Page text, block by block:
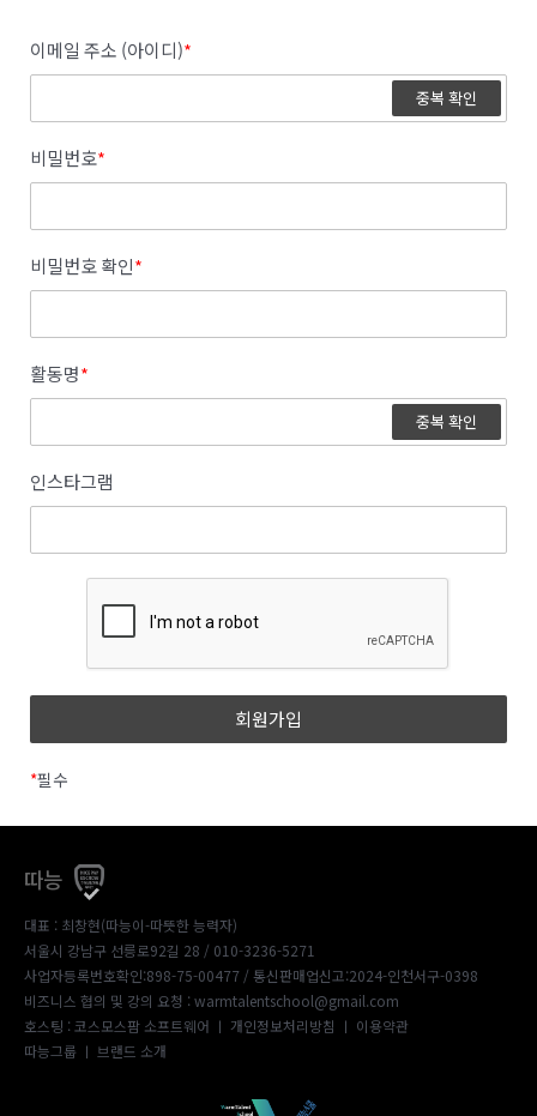
이메일 주소 (아이디)*
중복 확인
비밀번호*
비밀번호 확인*
활동명*
중복 확인
인스타그램
*필수
따능
대표 : 최창현(따능이-따뜻한 능력자)
서울시 강남구 선릉로92길 28 / 010-3236-5271
사업자등록번호확인:898-75-00477 / 통신판매업신고:2024-인천서구-0398
비즈니스 협의 및 강의 요청 : warmtalentschool@gmail.com
호스팅 : 코스모스팜 소프트웨어 ㅣ 개인정보처리방침 ㅣ 이용약관
따능그룹 ㅣ 브랜드 소개